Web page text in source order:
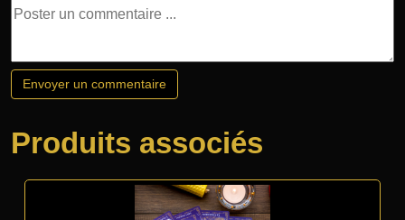
Produits associés